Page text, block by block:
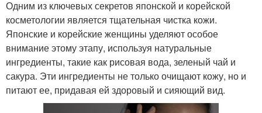
Одним из ключевых секретов японской и корейской
косметологии является тщательная чистка кожи.
Японские и корейские женщины уделяют особое
внимание этому этапу, используя натуральные
ингредиенты, такие как рисовая вода, зеленый чай и
сакура. Эти ингредиенты не только очищают кожу, но и
питают ее, придавая ей здоровый и сияющий вид.